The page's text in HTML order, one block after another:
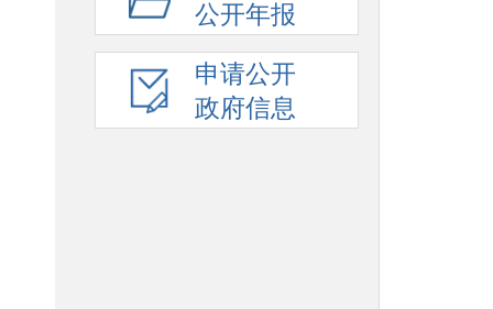
公开年报
申请公开
政府信息